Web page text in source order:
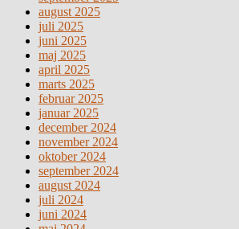
august 2025
juli 2025
juni 2025
maj 2025
april 2025
marts 2025
februar 2025
januar 2025
december 2024
november 2024
oktober 2024
september 2024
august 2024
juli 2024
juni 2024